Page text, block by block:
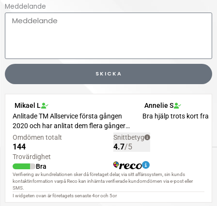
Meddelande
SKICKA